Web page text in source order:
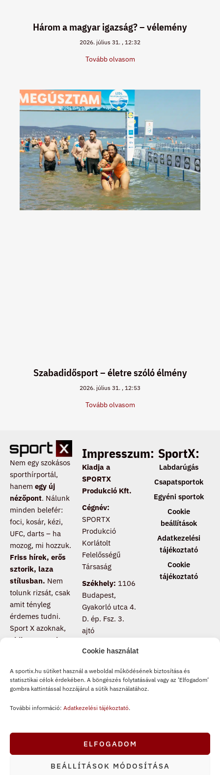
Cookie használat
A sportix.hu sütiket használ a weboldal működésének biztosítása és
statisztikai célok érdekében. A böngészés folytatásával vagy az ’Elfogadom’
gombra kattintással hozzájárul a sütik használatához.
További információ: Adatkezelési tájékoztató.
ELFOGADOM
BEÁLLÍTÁSOK MÓDOSÍTÁSA
Három a magyar igazság? – vélemény
2026. július 31. 12:32
Tovább olvasom
Szabadidősport – életre szóló élmény
2026. július 31. 12:53
Tovább olvasom
Nem egy szokásos
sporthírportál,
hanem egy új
nézőpont. Nálunk
minden belefér:
foci, kosár, kézi,
UFC, darts – ha
mozog, mi hozzuk.
Friss hírek, erős
sztorik, laza
stílusban. Nem
tolunk rizsát, csak
amit tényleg
érdemes tudni.
Sport X azoknak,
akik nem csak
Csatlakozz, ha te
is másképp
sportot.
a
e
n
t
i
t
Impresszum:
Kiadja a
SPORTX
Produkció Kft.
Cégnév:
SPORTX
Produkció
Korlátolt
Felelősségű
Társaság
Székhely: 1106
Budapest,
Gyakorló utca 4.
D. ép. Fsz. 3.
ajtó
SportX:
Labdarúgás
Csapatsportok
Egyéni sportok
Cookie
beállítások
Adatkezelési
tájékoztató
Cookie
tájékoztató
Copyright © 2026 SPORTX Produkció Kft.